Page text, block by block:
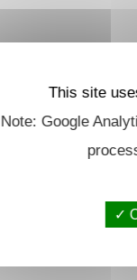
This site
Note: Google